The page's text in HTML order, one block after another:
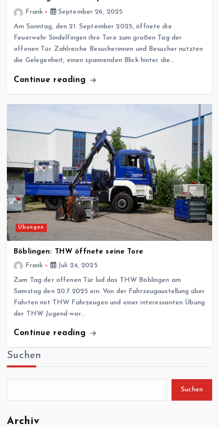
Frank
September 26, 2025
Am Sonntag, den 21. September 2025, öffnete die
Feuerwehr Sindelfingen ihre Tore zum großen Tag der
offenen Tür. Zahlreiche Besucherinnen und Besucher nutzten
die Gelegenheit, einen spannenden Blick hinter die…
Continue reading
Übungen
Böblingen: THW öffnete seine Tore
Frank
Juli 24, 2025
Zum Tag der offenen Tür lud das THW Böblingen am
Samstag den 20.7.2025 ein. Von der Fahrzeugaustellung über
Fahrten mit THW Fahrzeugen und einer interessanten Übung
der THW Jugend war…
Continue reading
Suchen
Suchen
Archiv